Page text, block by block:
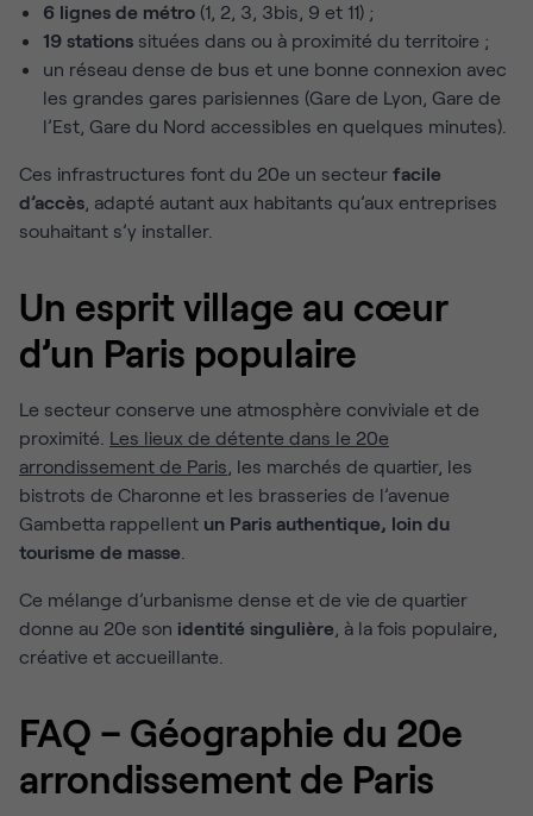
6 lignes de métro (1, 2, 3, 3bis, 9 et 11) ;
19 stations situées dans ou à proximité du territoire ;
un réseau dense de bus et une bonne connexion avec
les grandes gares parisiennes (Gare de Lyon, Gare de
l’Est, Gare du Nord accessibles en quelques minutes).
Ces infrastructures font du 20e un secteur facile
d’accès, adapté autant aux habitants qu’aux entreprises
souhaitant s’y installer.
Un esprit village au cœur
d’un Paris populaire
Le secteur conserve une atmosphère conviviale et de
proximité. Les lieux de détente dans le 20e
arrondissement de Paris, les marchés de quartier, les
bistrots de Charonne et les brasseries de l’avenue
Gambetta rappellent un Paris authentique, loin du
tourisme de masse
Ce mélange d’urbanisme dense et de vie de quartier
donne au 20e son identité singulière, à la fois populaire,
créative et accueillante.
FAQ – Géographie du 20e
arrondissement de Paris